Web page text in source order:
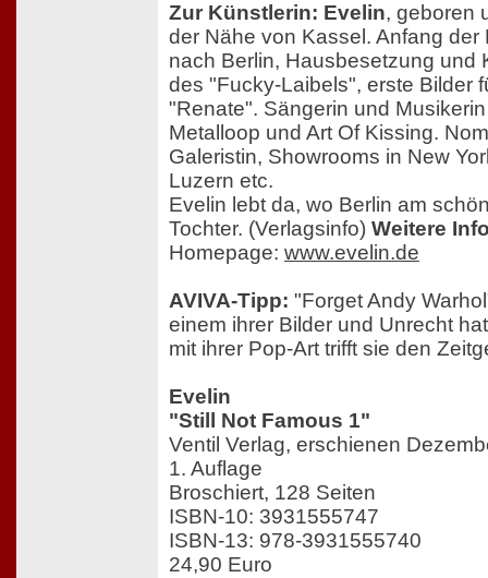
Zur Künstlerin: Evelin, geboren
der Nähe von Kassel. Anfang der
nach Berlin, Hausbesetzung und
des "Fucky-Laibels", erste Bilder
"Renate". Sängerin und
Metalloop und Art Of Kissing.
Galeristin, Showrooms in New
Luzern etc.
Evelin lebt da, wo Berlin am
Tochter. (Verlagsinfo) Weitere
Homepage: www.evelin.de
AVIVA-Tipp: "Forget Andy
einem ihrer Bilder und Unrecht
mit ihrer Pop-Art trifft sie den
Evelin
"Still Not Famous 1"
Ventil Verlag, erschienen
1. Auflage
Broschiert, 128 Seiten
ISBN-10: 3931555747
ISBN-13: 978-3931555740
24,90 Euro